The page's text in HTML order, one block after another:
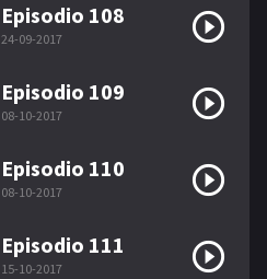
Episodio 108
24-09-2017
Episodio 109
08-10-2017
Episodio 110
08-10-2017
Episodio 111
15-10-2017